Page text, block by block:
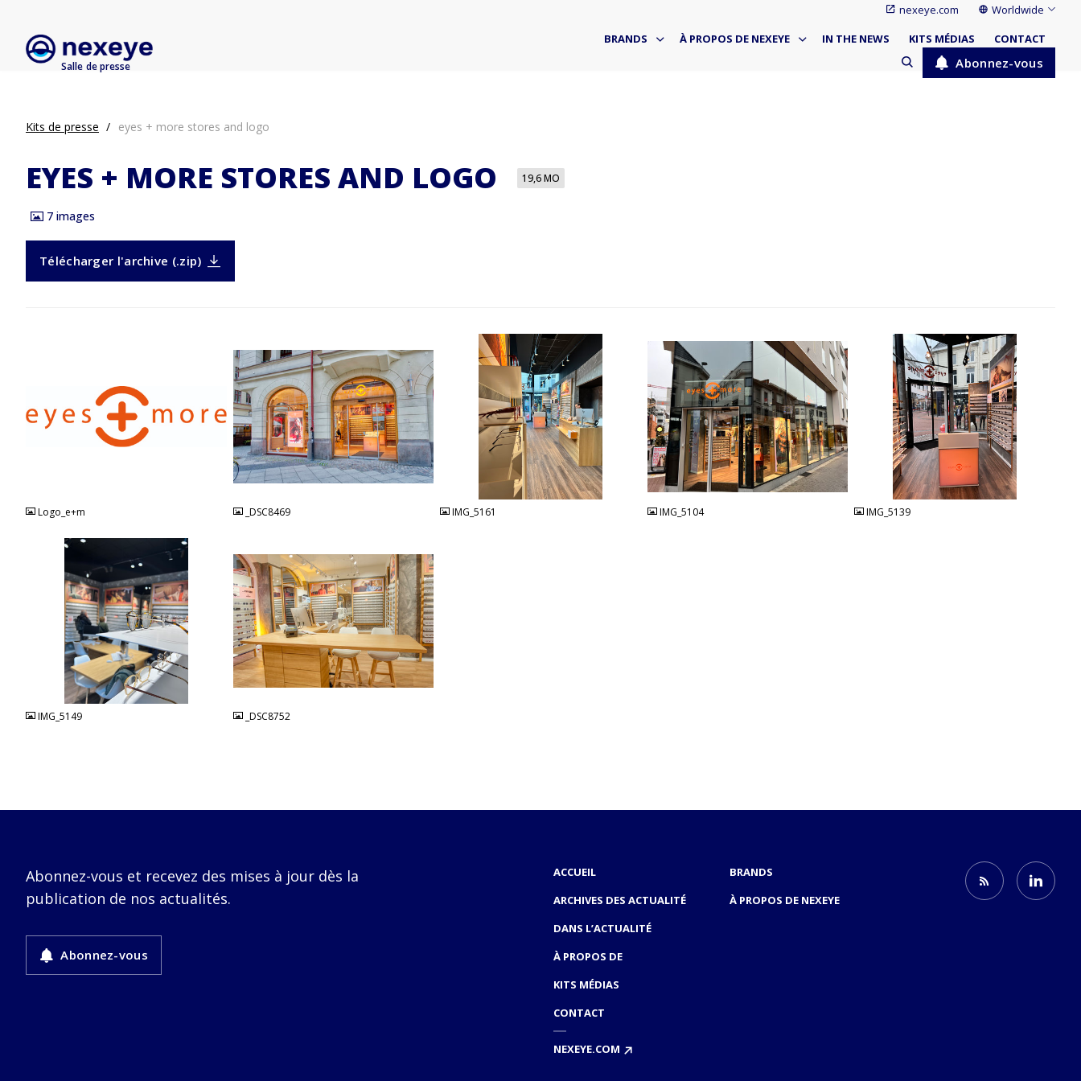
nexeye.com Worldwide
Salle de presse
BRANDS À PROPOS DE NEXEYE IN THE NEWS KITS MÉDIAS CONTACT
Abonnez-vous
Kits de presse eyes + more stores and logo
EYES + MORE STORES AND LOGO 19,6 MO
7 images
Télécharger l'archive (.zip)
Logo_e+m
JPG
_DSC8469 IMG_5161
JPG
IMG_5104 IMG_5139
IMG_5149
JPG
_DSC8752
Abonnez-vous et recevez des mises à jour dès la
publication de nos actualités.
Abonnez-vous
ACCUEIL
ARCHIVES DES ACTUALITÉ
DANS L’ACTUALITÉ
À PROPOS DE
KITS MÉDIAS
CONTACT
NEXEYE.COM
BRANDS
À PROPOS DE NEXEYE